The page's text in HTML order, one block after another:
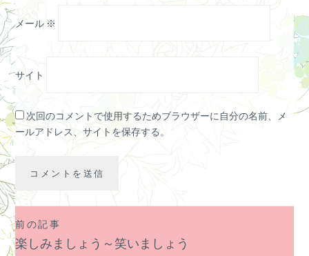
メール ※
サイト
次回のコメントで使用するためブラウザーに自分の名前、メ
ールアドレス、サイトを保存する。
投
前の記事
楽しみましょう～笑いましょう